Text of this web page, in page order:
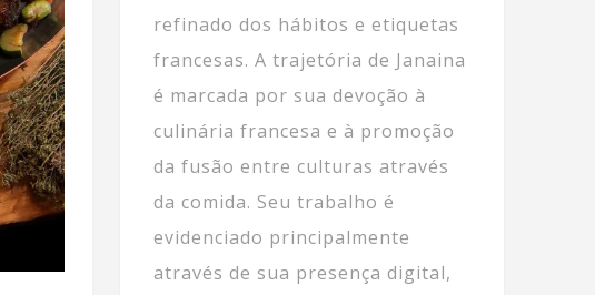
refinado dos hábitos e etiquetas
francesas. A trajetória de Janaina
é marcada por sua devoção à
culinária francesa e à promoção
da fusão entre culturas através
da comida. Seu trabalho é
evidenciado principalmente
através de sua presença digital,